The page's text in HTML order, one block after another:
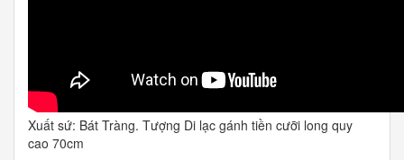
Xuất sứ: Bát Tràng. Tượng Di lạc gánh tiền cưỡi long quy
cao 70cm